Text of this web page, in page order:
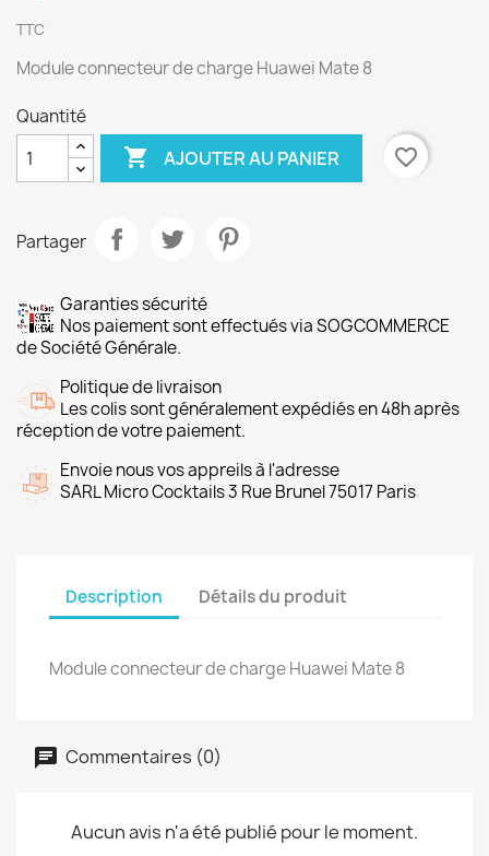
TTC
Module connecteur de charge Huawei Mate 8
Quantité
 AJOUTER AU PANIER favorite_border
Partager
Garanties sécurité
Nos paiement sont effectués via SOGCOMMERCE
de Société Générale.
Politique de livraison
Les colis sont généralement expédiés en 48h après
réception de votre paiement.
Envoie nous vos appreils à l'adresse
SARL Micro Cocktails 3 Rue Brunel 75017 Paris
Description Détails du produit
Module connecteur de charge Huawei Mate 8
Commentaires (0)
Aucun avis n'a été publié pour le moment.